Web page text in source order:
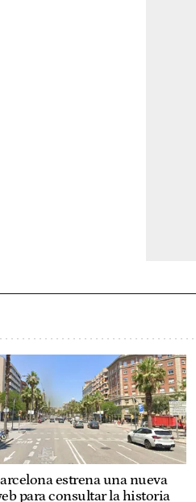
estrena una nueva
para consultar la historia